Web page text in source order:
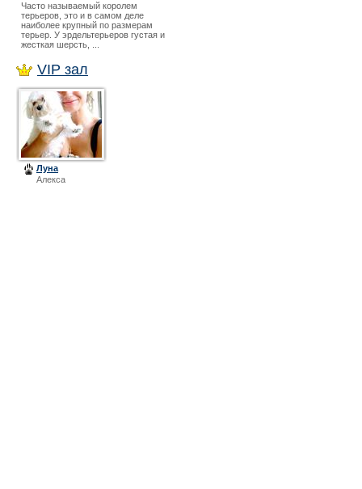
Часто называемый королем
терьеров, это и в самом деле
наиболее крупный по размерам
терьер. У эрдельтерьеров густая и
жесткая шерсть, ...
VIP зал
Луна
Алекса